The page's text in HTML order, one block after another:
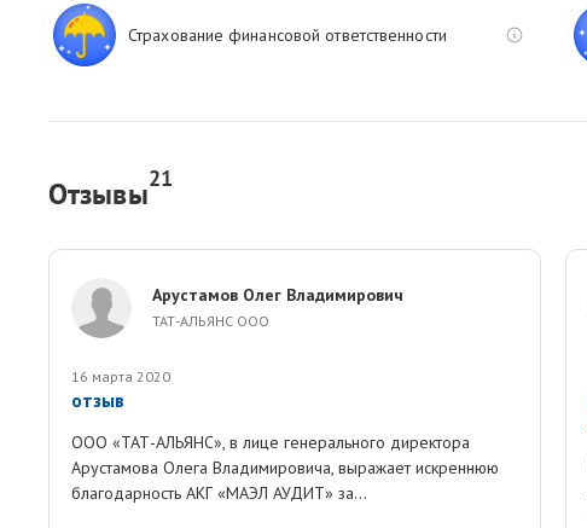
Страхование финансовой ответственности
Отзывы21
Арустамов Олег Владимирович
ТАТ-АЛЬЯНС ООО
16 марта 2020
отзыв
ООО «ТАТ-АЛЬЯНС», в лице генерального директора
Арустамова Олега Владимировича, выражает искреннюю
благодарность АКГ «МАЭЛ АУДИТ» за...